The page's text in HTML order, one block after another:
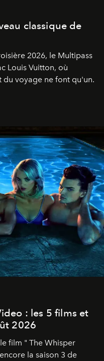
classique de
2026, le Multipass
Louis Vuitton, où
du voyage ne font qu'un.
: les 5 films et
2026
film " The Whisper
la saison 3 de